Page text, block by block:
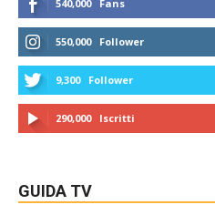
540,000 Fans
550,000 Follower
9,300 Follower
290,000 Iscritti
GUIDA TV